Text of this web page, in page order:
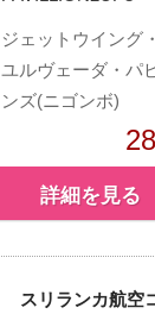
ジェットウイング
ユルヴェーダ・パ
ンズ(ニゴンボ)
詳細を見る
スリランカ航空